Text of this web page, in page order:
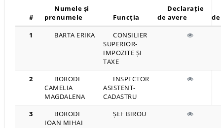
#
Numele și
prenumele
Funcția
Declarație
de avere
1
BARTA ERIKA
CONSILIER
SUPERIOR-
IMPOZITE ȘI
TAXE
2
BORODI
CAMELIA
MAGDALENA
INSPECTOR
ASISTENT-
CADASTRU
3
BORODI
IOAN MIHAI
ȘEF BIROU